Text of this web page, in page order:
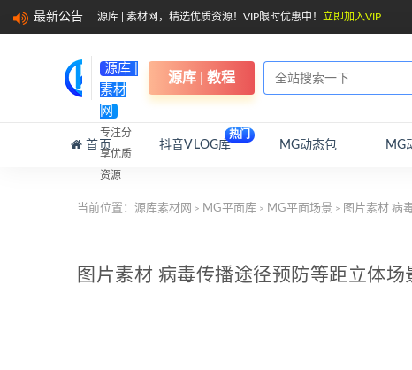
最新公告 源库 | 素材网，精选优质资源！VIP限时优惠中！ 立即加入VIP
源库 |
素材
网
专注分
享优质
资源
源库 | 教程
首页 抖音VLOG库
热门
MG动态包 MG
当前位置： 源库素材网 > MG平面库 > MG平面场景 > 图片素材 病
图片素材 病毒传播途径预防等距立体场